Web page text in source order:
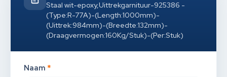
Staal wit-epoxy,Uittrekgarnituur-925386 -
(Type:R-77A)-(Length:1000mm)-
(Uittrek:984mm)-(Breedte:132mm)-
(Draagvermogen:160Kg/Stuk)-(Per:Stuk)
Naam *